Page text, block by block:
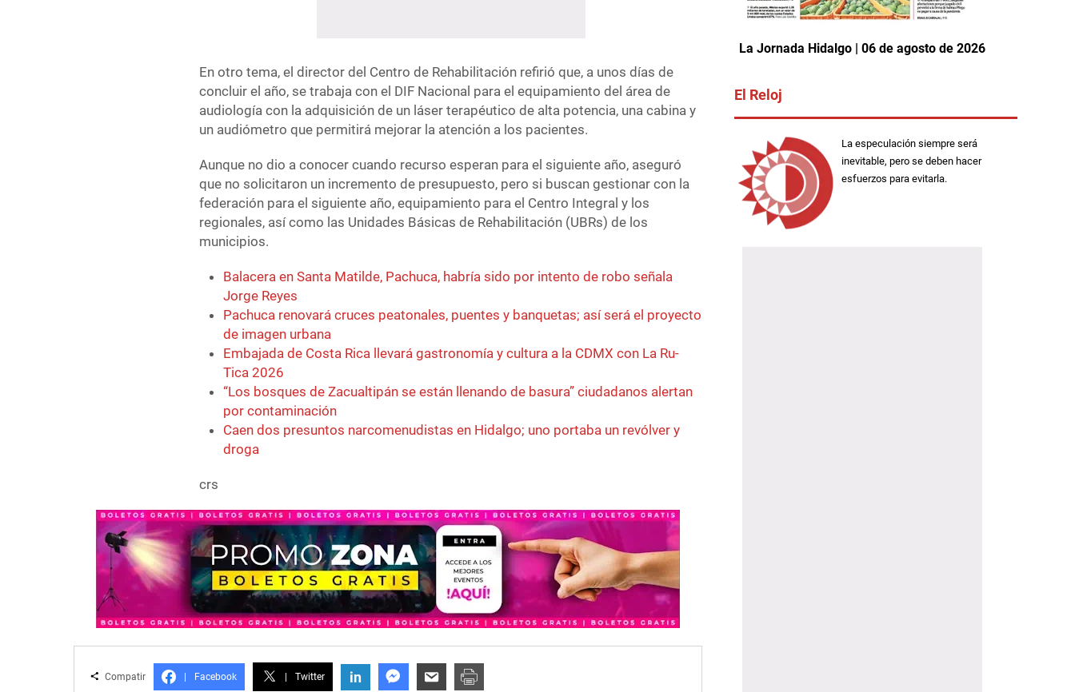
En otro tema, el director del Centro de Rehabilitación refirió que, a unos días de
concluir el año, se trabaja con el DIF Nacional para el equipamiento del área de
audiología con la adquisición de un láser terapéutico de alta potencia, una cabina y
un audiómetro que permitirá mejorar la atención a los pacientes.
Aunque no dio a conocer cuando recurso esperan para el siguiente año, aseguró
que no solicitaron un incremento de presupuesto, pero si buscan gestionar con la
federación para el siguiente año, equipamiento para el Centro Integral y los
regionales, así como las Unidades Básicas de Rehabilitación (UBRs) de los
municipios.
Balacera en Santa Matilde, Pachuca, habría sido por intento de robo señala
Jorge Reyes
Pachuca renovará cruces peatonales, puentes y banquetas; así será el proyecto
de imagen urbana
Embajada de Costa Rica llevará gastronomía y cultura a la CDMX con La Ru-
Tica 2026
“Los bosques de Zacualtipán se están llenando de basura” ciudadanos alertan
por contaminación
Caen dos presuntos narcomenudistas en Hidalgo; uno portaba un revólver y
droga
crs
Compatir Facebook Twitter in
La Jornada Hidalgo | 06 de agosto de 2026
El Reloj
La especulación siempre será
inevitable, pero se deben hacer
esfuerzos para evitarla.